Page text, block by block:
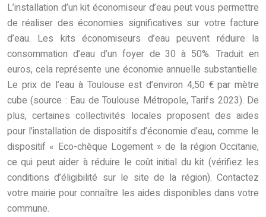
L’installation d’un kit économiseur d’eau peut vous permettre
de réaliser des économies significatives sur votre facture
d’eau. Les kits économiseurs d’eau peuvent réduire la
consommation d’eau d’un foyer de 30 à 50%. Traduit en
euros, cela représente une économie annuelle substantielle.
Le prix de l’eau à Toulouse est d’environ 4,50 € par mètre
cube (source : Eau de Toulouse Métropole, Tarifs 2023). De
plus, certaines collectivités locales proposent des aides
pour l’installation de dispositifs d’économie d’eau, comme le
dispositif « Eco-chèque Logement » de la région Occitanie,
ce qui peut aider à réduire le coût initial du kit (vérifiez les
conditions d’éligibilité sur le site de la région). Contactez
votre mairie pour connaître les aides disponibles dans votre
commune.